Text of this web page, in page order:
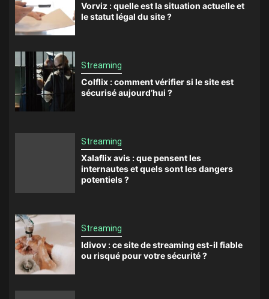
Vorviz : quelle est la situation actuelle et
le statut légal du site ?
Streaming
Colflix : comment vérifier si le site est
sécurisé aujourd’hui ?
Streaming
Xalaflix avis : que pensent les
internautes et quels sont les dangers
potentiels ?
Streaming
Idivov : ce site de streaming est-il fiable
ou risqué pour votre sécurité ?